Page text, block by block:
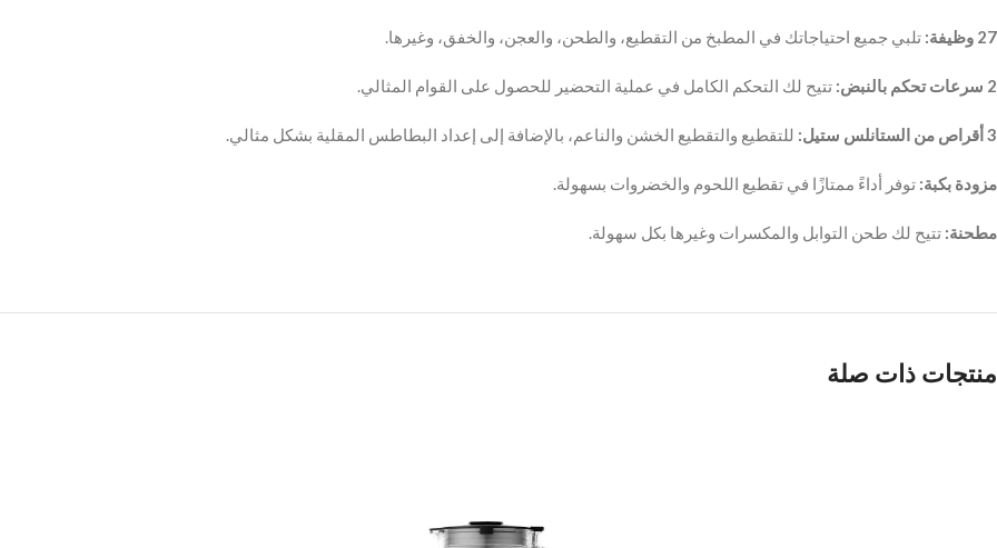
27 وظيفة: تلبي جميع احتياجاتك في المطبخ من التقطيع، والطحن، والعجن، والخفق، وغيرها.
2 سرعات تحكم بالنبض: تتيح لك التحكم الكامل في عملية التحضير للحصول على القوام المثالي.
3 أقراص من الستانلس ستيل: للتقطيع والتقطيع الخشن والناعم، بالإضافة إلى إعداد البطاطس المقلية بشكل مثالي.
مزودة بكبة: توفر أداءً ممتازًا في تقطيع اللحوم والخضروات بسهولة.
مطحنة: تتيح لك طحن التوابل والمكسرات وغيرها بكل سهولة.
منتجات ذات صلة